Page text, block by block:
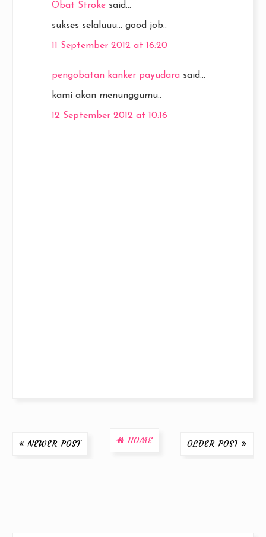
Obat Stroke said...
sukses selaluuu... good job..
11 September 2012 at 16:20
pengobatan kanker payudara said...
kami akan menunggumu..
12 September 2012 at 10:16
NEWER POST OLDER POST
HOME